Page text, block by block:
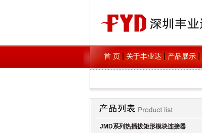
首 页 关于丰业达 产品展示
JMD系列热插拔矩形模块连接器